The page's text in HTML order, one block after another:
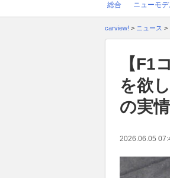
総合 ニューモ
carview! > ニュース >
【F1
を欲
の実
2026.06.05